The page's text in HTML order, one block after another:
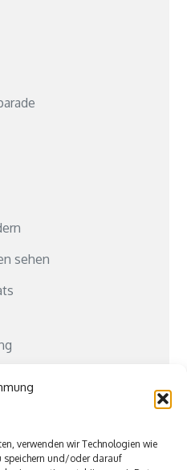
verwenden wir Technologien wie
speichern und/oder darauf
sehen